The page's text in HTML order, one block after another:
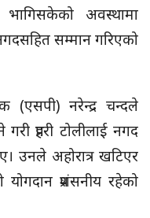
भागिसकेको अवस्थामा
सम्मान गरिएको
(एसपी) नरेन्द्र चन्दले
प्रहरी टोलीलाई नगद
उनले अहोरात्र खटिएर
योगदान प्रशंसनीय रहेको